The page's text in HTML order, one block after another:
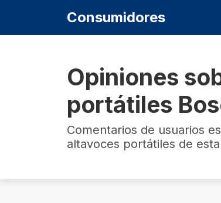
Consumidores
Opiniones
portátiles
Comentarios de usuarios
altavoces portátiles de